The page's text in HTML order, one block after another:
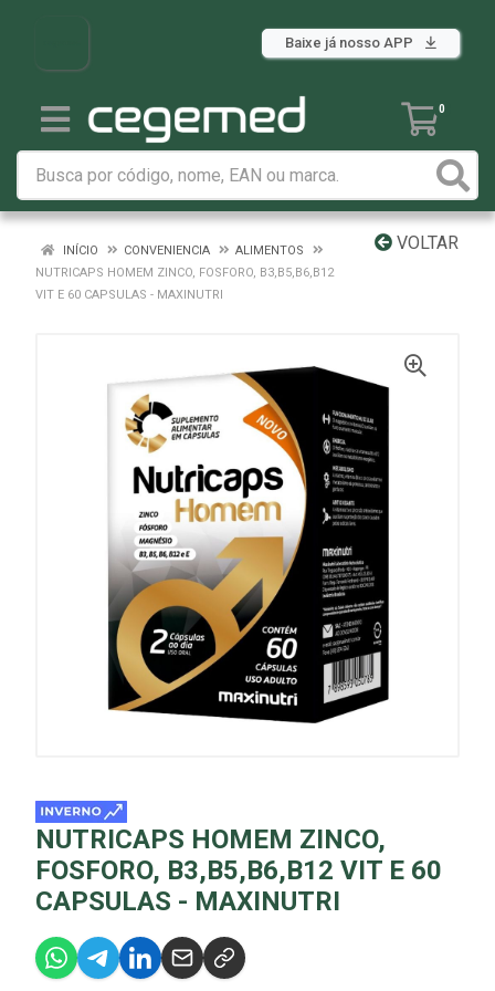
Baixe já nosso APP
0
VOLTAR
INÍCIO CONVENIENCIA
ALIMENTOS
NUTRICAPS HOMEM ZINCO, FOSFORO, B3,B5,B6,B12
VIT E 60 CAPSULAS - MAXINUTRI
NUTRICAPS HOMEM ZINCO,
FOSFORO, B3,B5,B6,B12 VIT E 60
CAPSULAS - MAXINUTRI